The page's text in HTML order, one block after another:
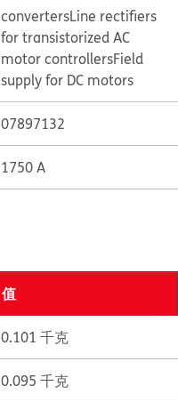
convertersLine rectifiers
for transistorized AC
motor controllersField
supply for DC motors
07897132
1750 A
值
0.101 千克
0.095 千克